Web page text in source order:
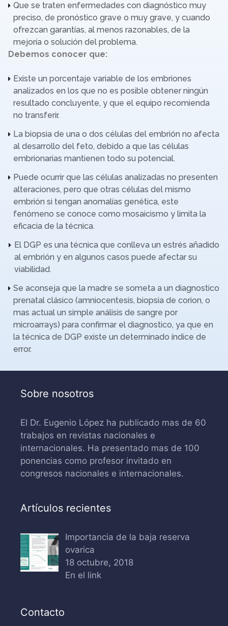
Que se traten enfermedades con diagnóstico muy
preciso, de pronóstico grave o muy grave, y cuando
ofrezcan garantías, al menos razonables, de la
mejoría o solución del problema.
Debemos conocer que:
Existe un porcentaje variable de los embriones
analizados en los que no es posible obtener ningún
resultado concluyente, y que el equipo recomienda
no transferir.
La biopsia de una o dos células del embrión no afecta
al desarrollo del feto, debido a que las células
embrionarias mantienen todo su potencial.
Puede ocurrir que las células analizadas no presenten
alteraciones, pero que otras células del mismo
embrión si tengan anomalías genética, este
fenómeno se conoce como mosaicismo y limita la
eficacia de la técnica.
El DGP es una técnica que conlleva un estrés añadido
al embrión y en algunos casos puede afectar su
viabilidad.
Se aconseja que la madre se someta a un diagnostico
prenatal clásico (amniocentesis, biopsia de corion, o
mas actual un simple análisis de sangre por
microarrays) para confirmar el diagnostico, ya que en
la técnica de DGP existe un determinado índice de
error.
Sobre nosotros
El Dr. Eugenio López ha publicado mas de 60
trabajos en revistas nacionales e
internacionales. Ha presentado mas de 100
ponencias como profesor invitado en
congresos nacionales e internacionales.
Artículos recientes
Importancia de la baja reserva
ovarica
18 octubre, 2018
En el link
Contacto